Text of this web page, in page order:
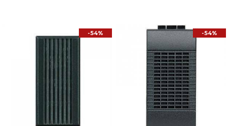
-54% -54%